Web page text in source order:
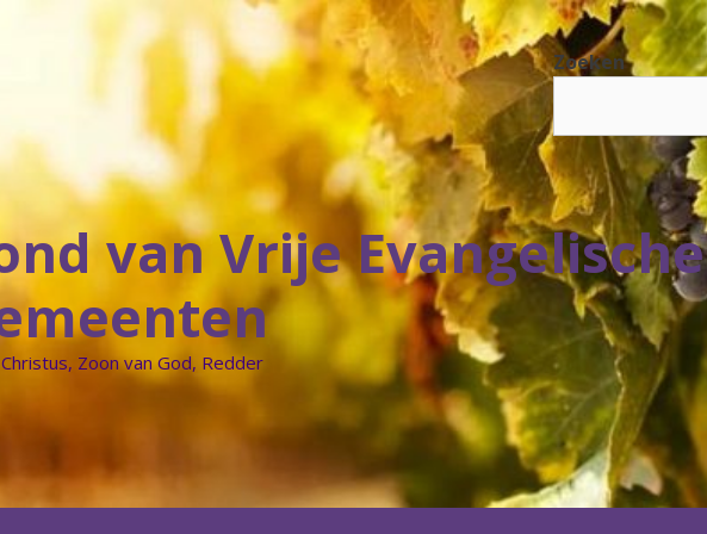
Zoeken
van Vrije Evangelische
Christus, Zoon van God, Redder